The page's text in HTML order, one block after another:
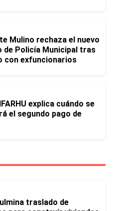
Mulino rechaza el nuevo
de Policía Municipal tras
con exfuncionarios
explica cuándo se
el segundo pago de
traslado de